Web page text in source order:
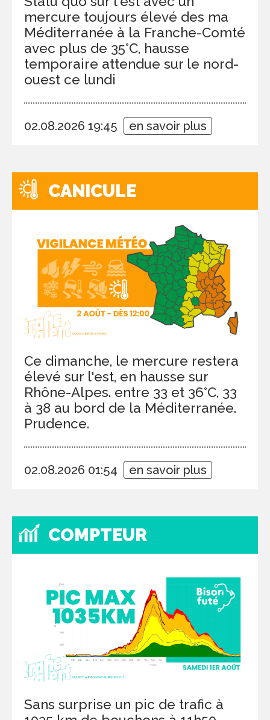
mercure toujours élevé des ma
Méditerranée à la Franche-Comté
avec plus de 35°C, hausse
temporaire attendue sur le nord-
ouest ce lundi
02.08.2026 19:45 en savoir plus
CANICULE
Ce dimanche, le mercure restera
élevé sur l'est, en hausse sur
Rhône-Alpes. entre 33 et 36°C, 33
à 38 au bord de la Méditerranée.
Prudence.
02.08.2026 01:54 en savoir plus
COMPTEUR
Sans surprise un pic de trafic à